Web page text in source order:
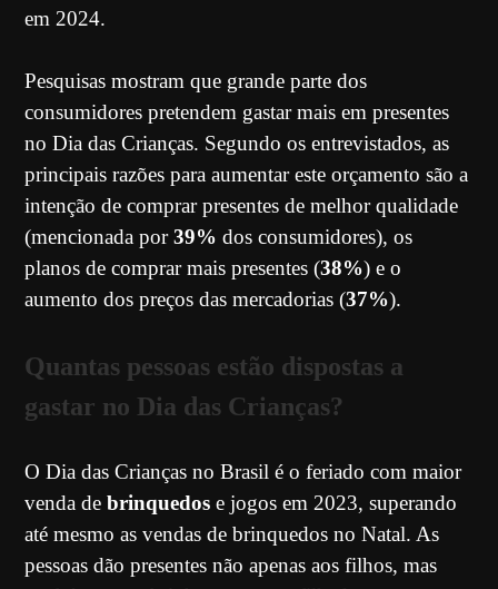
em 2024.
Pesquisas mostram que grande parte dos
consumidores pretendem gastar mais em presentes
no Dia das Crianças. Segundo os entrevistados, as
principais razões para aumentar este orçamento são a
intenção de comprar presentes de melhor qualidade
(mencionada por39% dos consumidores), os
planos de comprar mais presentes (38%) e o
aumento dos preços das mercadorias (37%).
Quantas pessoas estão dispostas a
gastar no Dia das Crianças?
O Dia das Crianças no Brasil é o feriado com maior
venda debrinquedos e jogos em 2023, superando
até mesmo as vendas de brinquedos no Natal. As
pessoas dão presentes não apenas aos filhos, mas